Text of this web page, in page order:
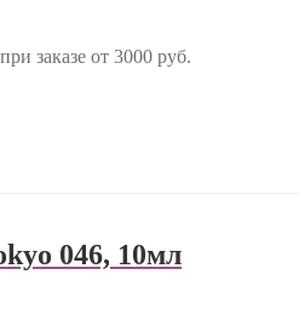
заказе от 3000 руб.
046, 10мл